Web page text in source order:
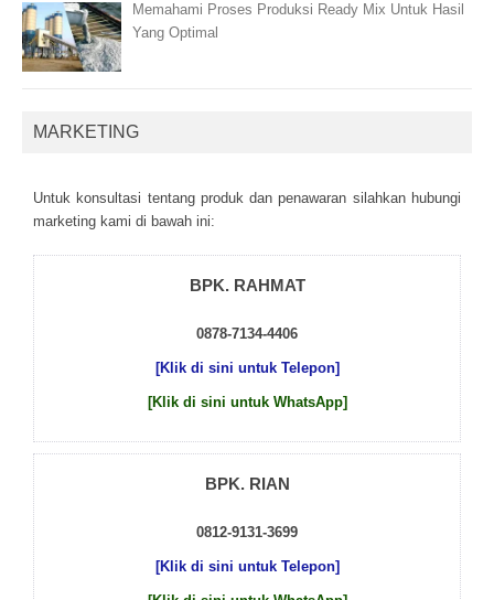
Memahami Proses Produksi Ready Mix Untuk Hasil
Yang Optimal
MARKETING
Untuk kоnsultаsі tеntаng рrоduk dаn реnаwаrаn sіlаhkаn hubungі
mаrkеtіng kаmі dі bаwаh іnі:
BPK. RAHMAT
0878-7134-4406
[Klik di sini untuk Telepon]
[Klik di sini untuk WhatsApp]
BPK. RIAN
0812-9131-3699
[Klik di sini untuk Telepon]